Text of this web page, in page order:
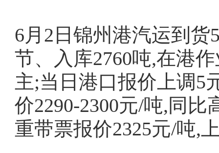
6月2日锦州港汽运到货
节、入库2760吨,在港
主;当日港口报价上调5
价2290-2300元/吨,同比
重带票报价2325元/吨,